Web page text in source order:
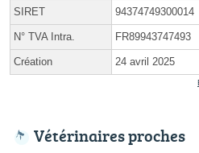
SIRET 94374749300014
N° TVA Intra. FR89943747493
Création 24 avril 2025
Vétérinaires proches